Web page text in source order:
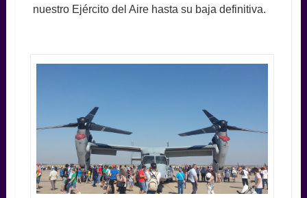
nuestro Ejército del Aire hasta su baja definitiva.